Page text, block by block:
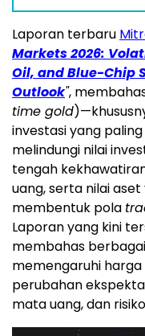
Laporan terbaru
Markets 2026:
Oil, and Blue-Chip
Outlook",
time gold
investasi yang
melindungi nilai
tengah
uang, serta nilai
membentuk pola
Laporan yang kini
membahas
memengaruhi
perubahan
mata uang, dan